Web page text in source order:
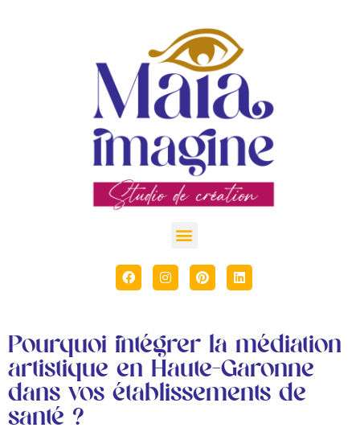
Pourquoi intégrer la médiation
artistique en Haute-Garonne
dans vos établissements de
santé ?